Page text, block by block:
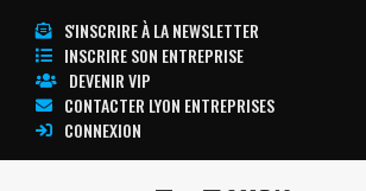
S'INSCRIRE À LA NEWSLETTER
INSCRIRE SON ENTREPRISE
DEVENIR VIP
CONTACTER LYON ENTREPRISES
CONNEXION